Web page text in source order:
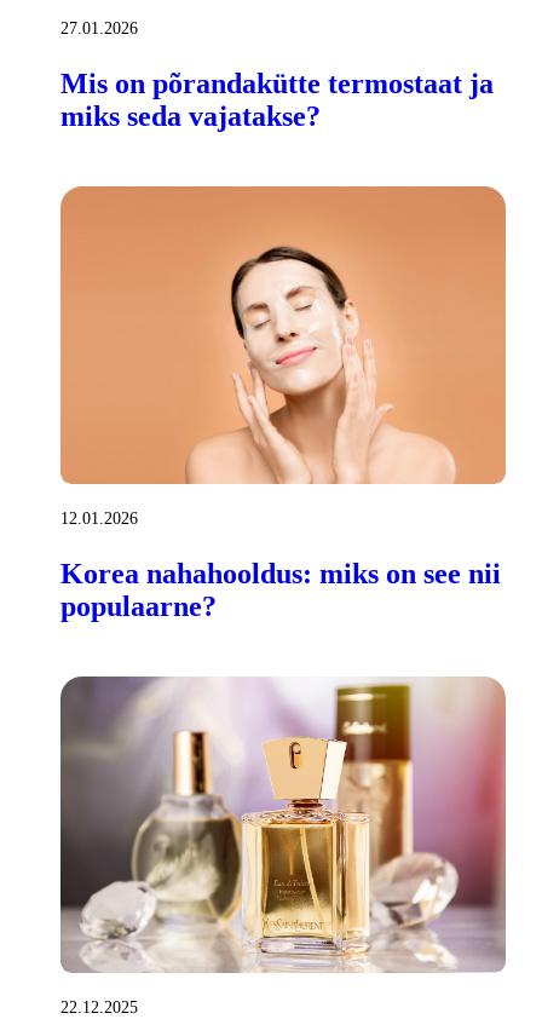
27.01.2026
Mis on põrandakütte termostaat ja
miks seda vajatakse?
12.01.2026
Korea nahahooldus: miks on see nii
populaarne?
22.12.2025